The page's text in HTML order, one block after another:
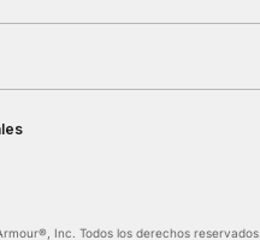
Inc. Todos los derechos reservados.